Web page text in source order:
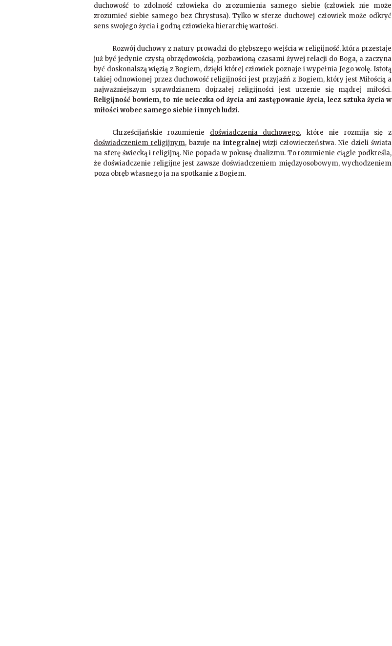
duchowość to zdolność człowieka do zrozumienia samego siebie (człowiek nie może
zrozumieć siebie samego bez Chrystusa). Tylko w sferze duchowej człowiek może odkryć
sens swojego życia i godną człowieka hierarchię wartości.
Rozwój duchowy z natury prowadzi do głębszego wejścia w religijność, która przestaje
już być jedynie czystą obrzędowością, pozbawioną czasami żywej relacji do Boga, a zaczyna
być doskonalszą więzią z Bogiem, dzięki której człowiek poznaje i wypełnia Jego wolę. Istotą
takiej odnowionej przez duchowość religijności jest przyjaźń z Bogiem, który jest Miłością a
najważniejszym sprawdzianem dojrzałej religijności jest uczenie się mądrej miłości.
Religijność bowiem, to nie ucieczka od życia ani zastępowanie życia, lecz sztuka życia w
miłości wobec samego siebie i innych ludzi.
Chrześcijańskie rozumienie doświadczenia duchowego, które nie rozmija się z
doświadczeniem religijnym, bazuje na integralnej wizji człowieczeństwa. Nie dzieli świata
na sferę świecką i religijną. Nie popada w pokusę dualizmu. To rozumienie ciągle podkreśla,
że doświadczenie religijne jest zawsze doświadczeniem międzyosobowym, wychodzeniem
poza obręb własnego ja na spotkanie z Bogiem.